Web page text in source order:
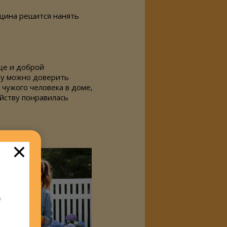
решится нанять
и доброй
можно доверить
человека в доме,
понравилась